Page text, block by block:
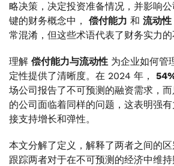
略决策，决定投资准备情况，并影响
键的财务概念中， 偿付能力 和 流动性
常混淆，但这些术语代表了财务实力的
理解 偿付能力与流动性 为企业如何管
定性提供了清晰度。在 2024 年，
场公司报告了不可预测的融资需求，
的公司面临着同样的问题，这表明强
接支持增长和弹性。
本文分解了定义，解释了两者之间的
跟踪两者对于在不可预测的经济中维持